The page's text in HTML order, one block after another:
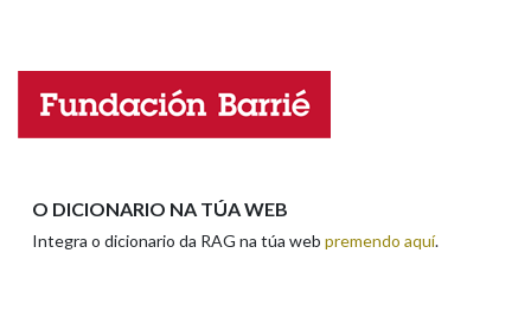
Comentario
O DICIONARIO NA TÚA WEB
Integra o dicionario da RAG na túa web premendo aquí.